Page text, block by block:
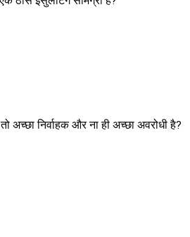
अच्छा निर्वाहक और ना ही अच्छा अवरोधी है?